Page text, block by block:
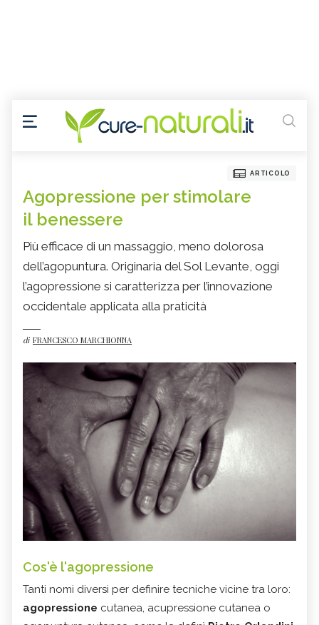
ARTICOLO
Agopressione per stimolare
il benessere
Più efficace di un massaggio, meno dolorosa
dell’agopuntura. Originaria del Sol Levante, oggi
l’agopressione si caratterizza per l’innovazione
occidentale applicata alla praticità
di FRANCESCO MARCHIONNA
Cos'è l'agopressione
Tanti nomi diversi per definire tecniche vicine tra loro:
agopressione cutanea, acupressione cutanea o